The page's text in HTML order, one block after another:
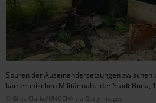
Spuren der Auseinandersetzungen
kamerunischen Militär nahe der Stadt Buea,
© Giles Clarke/UNOCHA via Getty Images